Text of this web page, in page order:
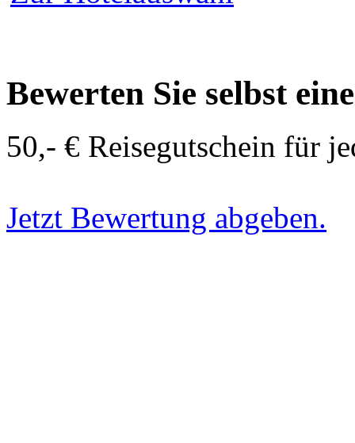
Bewerten Sie selbst
50,- € Reisegutschein für
Jetzt Bewertung abgeben.